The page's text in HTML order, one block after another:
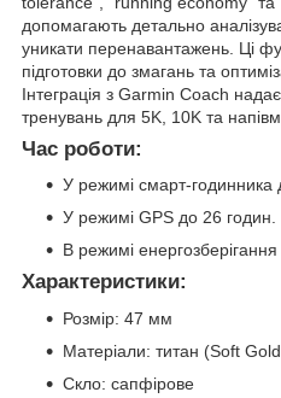
допомагають детально
уникати перенавантажень. Ці
підготовки до змагань та
Інтеграція з Garmin Coach
тренувань для 5K, 10K та
Час роботи:
У режимі смарт-годинника
У режимі GPS до 26 годин.
В режимі
Характеристики:
Розмір: 47 мм
Матеріали: титан (Soft
Скло: сапфірове